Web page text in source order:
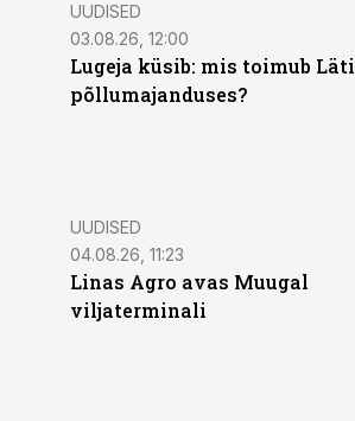
UUDISED
03.08.26, 12:00
Lugeja küsib: mis toimub Läti
põllumajanduses?
UUDISED
04.08.26, 11:23
Linas Agro avas Muugal
viljaterminali